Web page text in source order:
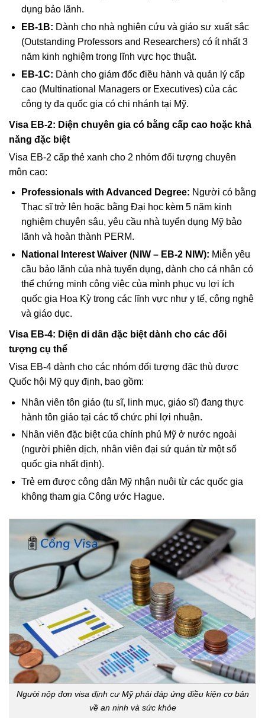
dụng bảo lãnh.
EB-1B: Dành cho nhà nghiên cứu và giáo sư xuất sắc
(Outstanding Professors and Researchers) có ít nhất 3
năm kinh nghiệm trong lĩnh vực học thuật.
EB-1C: Dành cho giám đốc điều hành và quản lý cấp
cao (Multinational Managers or Executives) của các
công ty đa quốc gia có chi nhánh tại Mỹ.
Visa EB-2: Diện chuyên gia có bằng cấp cao hoặc khả
năng đặc biệt
Visa EB-2 cấp thẻ xanh cho 2 nhóm đối tượng chuyên
môn cao:
Professionals with Advanced Degree: Người có bằng
Thạc sĩ trở lên hoặc bằng Đại học kèm 5 năm kinh
nghiệm chuyên sâu, yêu cầu nhà tuyển dụng Mỹ bảo
lãnh và hoàn thành PERM.
National Interest Waiver (NIW – EB-2 NIW): Miễn yêu
cầu bảo lãnh của nhà tuyển dụng, dành cho cá nhân có
thể chứng minh công việc của mình phục vụ lợi ích
quốc gia Hoa Kỳ trong các lĩnh vực như y tế, công nghệ
và giáo dục.
Visa EB-4: Diện di dân đặc biệt dành cho các đối
tượng cụ thể
Visa EB-4 dành cho các nhóm đối tượng đặc thù được
Quốc hội Mỹ quy định, bao gồm:
Nhân viên tôn giáo (tu sĩ, linh mục, giáo sĩ) đang thực
hành tôn giáo tại các tổ chức phi lợi nhuận.
Nhân viên đặc biệt của chính phủ Mỹ ở nước ngoài
(người phiên dịch, nhân viên đại sứ quán từ một số
quốc gia nhất định).
Trẻ em được công dân Mỹ nhận nuôi từ các quốc gia
không tham gia Công ước Hague.
Người nộp đơn visa định cư Mỹ phải đáp ứng điều kiện cơ bản
về an ninh và sức khỏe